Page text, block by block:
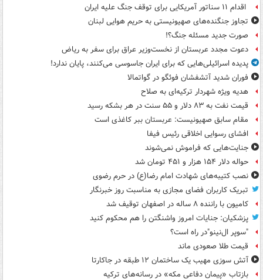
اقدام ۱۱ سناتور آمریکایی برای توقف جنگ علیه ایران
تجاوز جنگنده‌های صهیونیستی به حریم هوایی لبنان
صورت جدید مسئله جنگ؟!
دعوت مجدد عربستان از نخست‌وزیر عراق برای سفر به ریاض
پدیده اسرائیلی‌هایی که برای ایران جاسوسی می‌کنند، پایان ندارد!
فوران شدید آتشفشان فوئگو در گواتمالا
هدیه ویژه شهردار ترکیه‌ای به صلاح
قیمت نفت به ۸۳ دلار و ۵۵ سنت در هر بشکه رسید
مقام سابق صهیونیست: عربستان ببر کاغذی است
افشای رسوایی اخلاقی رئیس فیفا
جنایت‌هایی که فراموش نمی‌شوند
حواله دلار ۱۵۴ هزار و ۴۵۱ تومان شد
نصب کتیبه‌های شهادت امام رضا(ع) در حرم رضوی
تبریک کاربران فضای مجازی به مناسبت روز خبرنگار
کامیون با راننده ۸ ساله در اصفهان توقیف شد
پزشکیان: جنایات امروز واشنگتن را هم محکوم کنید
"سوپر ال‌نینو"در راه است؟
قیمت طلا صعودی ماند
آتش سوزی مهیب یک ساختمان ۱۲ طبقه در جاکارتا
بازتاب «پیمان دفاعی مکه» در رسانه‌های ترکیه